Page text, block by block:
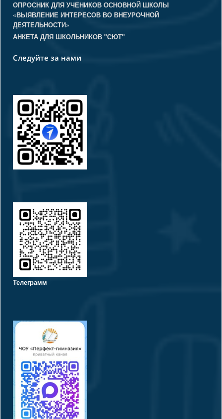
ОПРОСНИК ДЛЯ УЧЕНИКОВ ОСНОВНОЙ ШКОЛЫ
«ВЫЯВЛЕНИЕ ИНТЕРЕСОВ ВО ВНЕУРОЧНОЙ
ДЕЯТЕЛЬНОСТИ»
АНКЕТА ДЛЯ ШКОЛЬНИКОВ "СЮТ"
Следуйте за нами
Телеграмм